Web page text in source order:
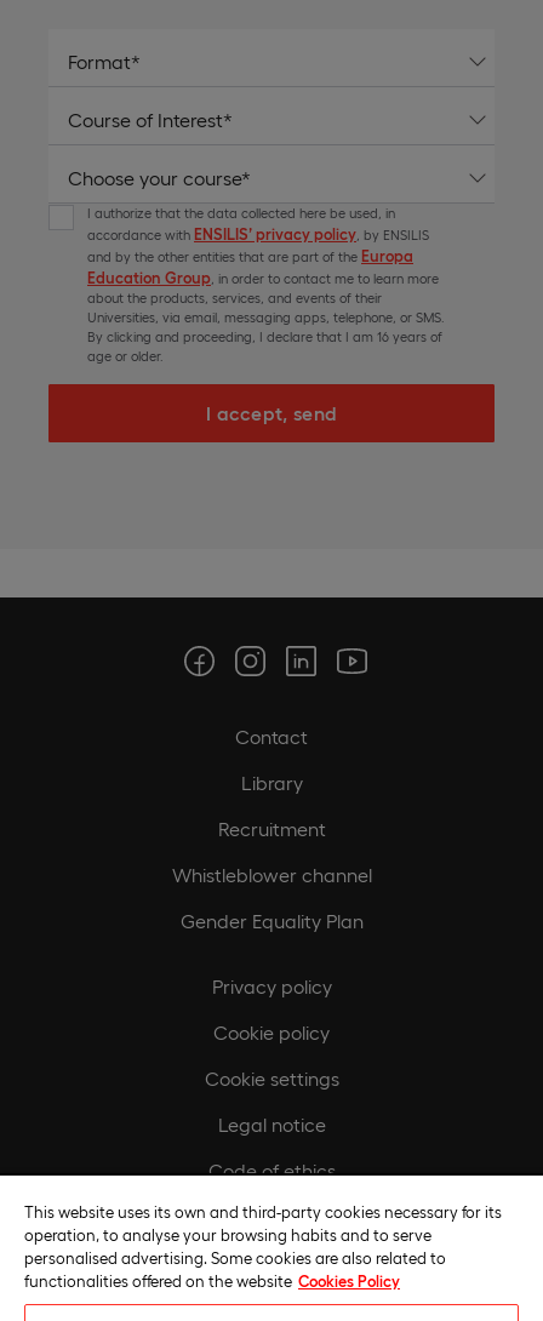
I authorize that the data collected here be used, in
accordance with ENSILIS’ privacy policy , by ENSILIS
and by the other entities that are part of the Europa
Education Group , in order to contact me to learn more
about the products, services, and events of their
Universities, via email, messaging apps, telephone, or SMS.
By clicking and proceeding, I declare that I am 16 years of
age or older.
I accept, send
Contact
Library
Recruitment
Whistleblower channel
Gender Equality Plan
Privacy policy
Cookie policy
Cookie settings
Legal notice
Code of ethics
Regulatory compliance policy
This website uses its own and third-party cookies necessary for its
operation, to analyse your browsing habits and to serve
personalised advertising. Some cookies are also related to
functionalities offered on the website Cookies Policy